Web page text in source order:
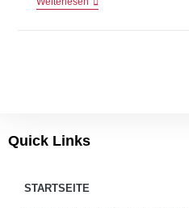
Quick Links
STARTSEITE